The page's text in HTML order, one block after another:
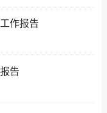
作报告
告